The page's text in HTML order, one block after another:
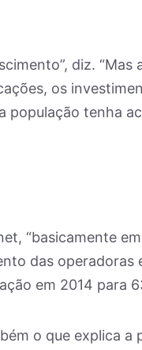
diz.
os
população tenha
“basicamente
das operadoras
em 2014 para
o que explica